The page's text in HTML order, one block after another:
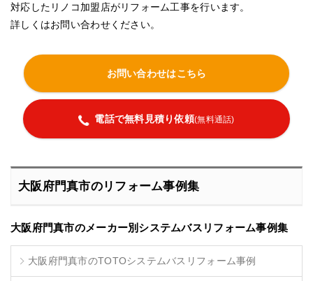
対応したリノコ加盟店がリフォーム工事を行います。
詳しくはお問い合わせください。
お問い合わせはこちら
電話で無料見積り依頼(無料通話)
大阪府門真市のリフォーム事例集
大阪府門真市のメーカー別システムバスリフォーム事例集
大阪府門真市のTOTOシステムバスリフォーム事例